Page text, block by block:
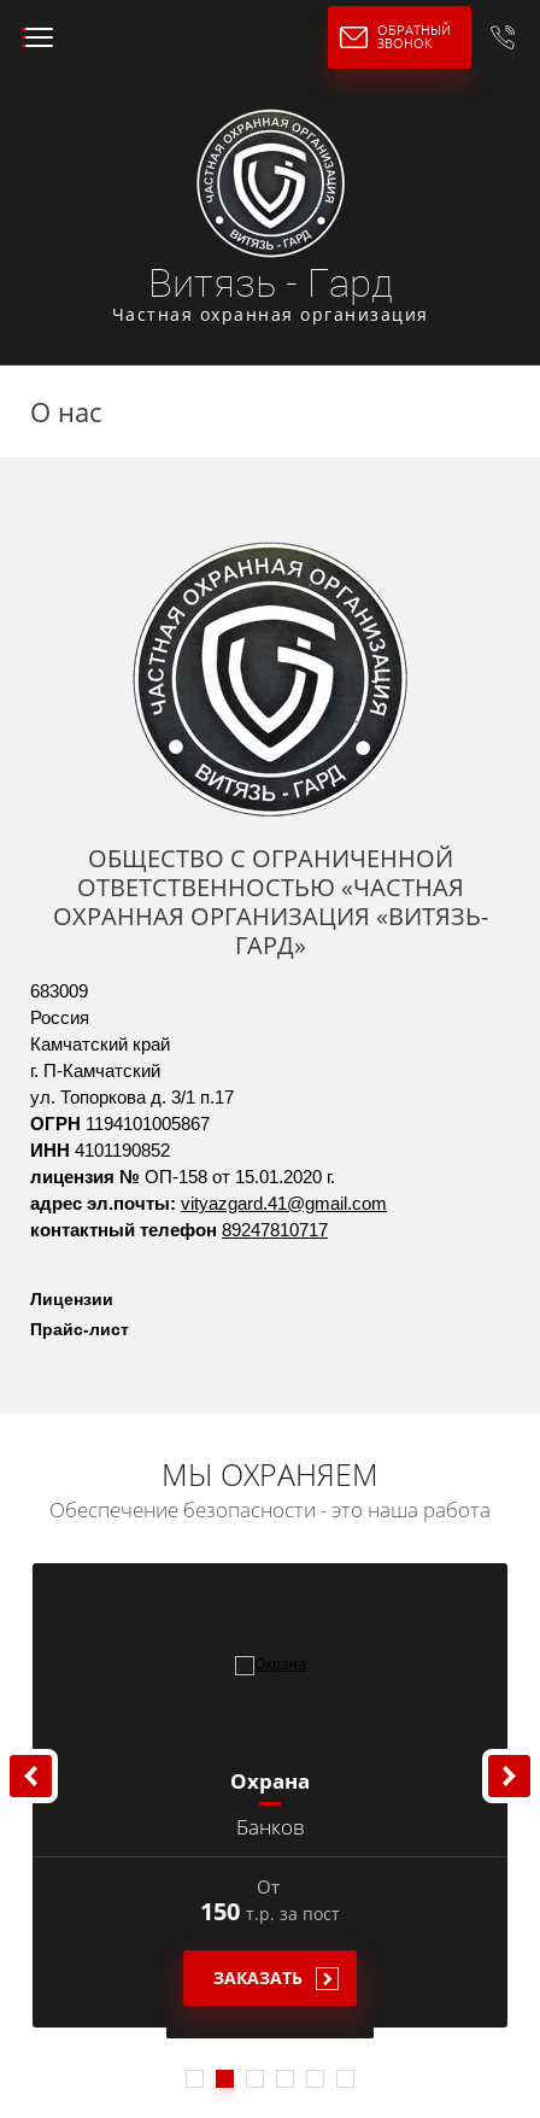
ОБРАТНЫЙ
ЗВОНОК
Витязь - Гард
Частная охранная организация
О нас
ОБЩЕСТВО С ОГРАНИЧЕННОЙ
ОТВЕТСТВЕННОСТЬЮ «ЧАСТНАЯ
ОХРАННАЯ ОРГАНИЗАЦИЯ «ВИТЯЗЬ-
ГАРД»
683009
Россия
Камчатский край
г. П-Камчатский
ул. Топоркова д. 3/1 п.17
ОГРН 1194101005867
ИНН 4101190852
лицензия № ОП-158 от 15.01.2020 г.
адрес эл.почты: vityazgard.41@gmail.com
контактный телефон 89247810717
Лицензии
Прайс-лист
МЫ ОХРАНЯЕМ
Обеспечение безопасности - это наша работа
Охрана
Банков
От
150 т.р. за пост
ЗАКАЗАТЬ